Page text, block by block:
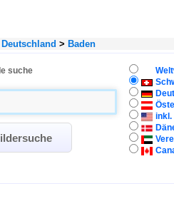
Deutschland > Baden
suche
inkl.